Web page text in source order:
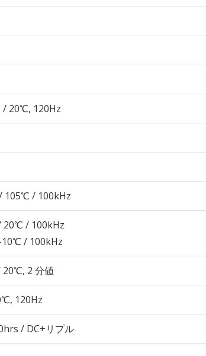
/ 20℃, 120Hz
105℃ / 100kHz
20℃ / 100kHz
/ 100kHz
20℃, 2 分値
120Hz
/ DC+リプル